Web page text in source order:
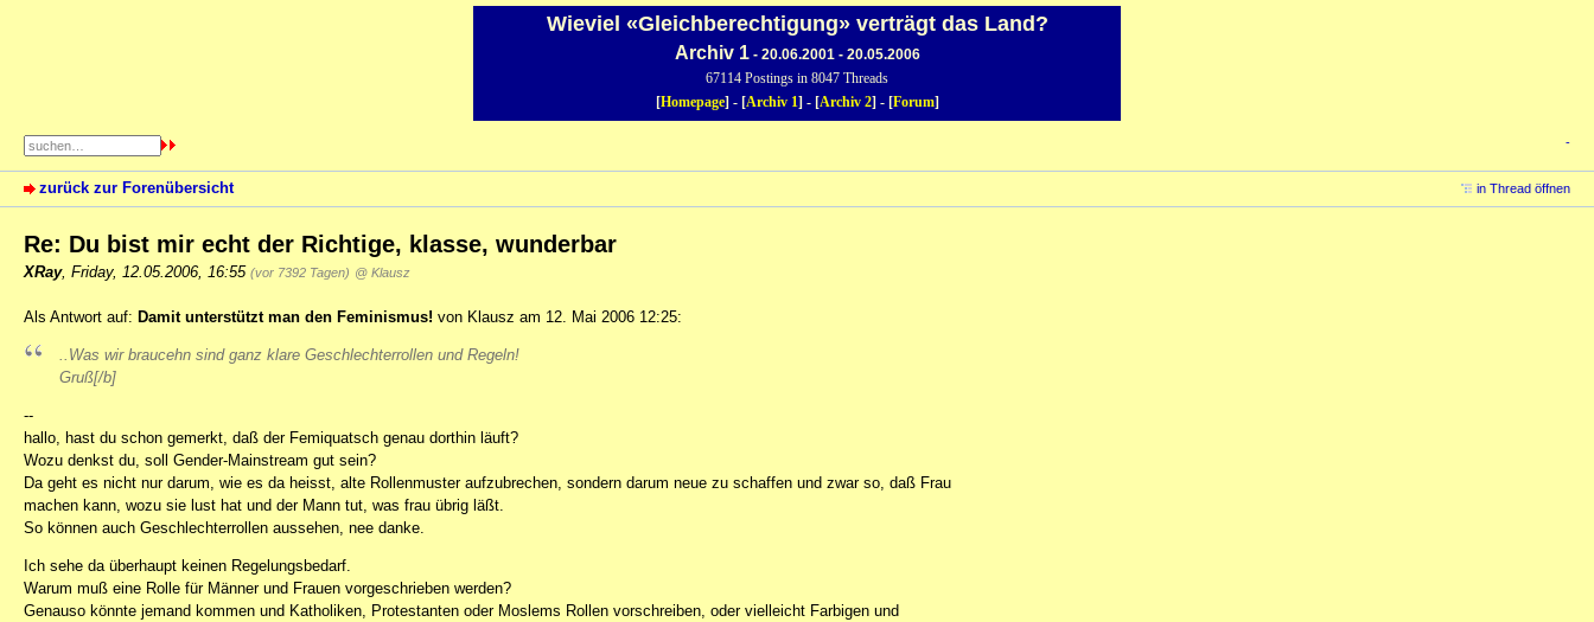
Wieviel «Gleichberechtigung» verträgt das Land?
Archiv 1- 20.06.2001 - 20.05.2006
67114 Postings in 8047 Threads
[Homepage] - [Archiv 1] - [Archiv 2] - [Forum]
-
zurück zur Forenübersicht in Thread öffnen
Re: Du bist mir echt der Richtige, klasse, wunderbar
XRay, Friday, 12.05.2006, 16:55 (vor 7392 Tagen) @ Klausz
Als Antwort auf: Damit unterstützt man den Feminismus! von Klausz am 12. Mai 2006 12:25:
..Was wir braucehn sind ganz klare Geschlechterrollen und Regeln!
Gruß[/b]
--
hallo, hast du schon gemerkt, daß der Femiquatsch genau dorthin läuft?
Wozu denkst du, soll Gender-Mainstream gut sein?
Da geht es nicht nur darum, wie es da heisst, alte Rollenmuster aufzubrechen, sondern darum neue zu schaffen und zwar so, daß Frau
machen kann, wozu sie lust hat und der Mann tut, was frau übrig läßt.
So können auch Geschlechterrollen aussehen, nee danke.
Ich sehe da überhaupt keinen Regelungsbedarf.
Warum muß eine Rolle für Männer und Frauen vorgeschrieben werden?
Genauso könnte jemand kommen und Katholiken, Protestanten oder Moslems Rollen vorschreiben, oder vielleicht Farbigen und